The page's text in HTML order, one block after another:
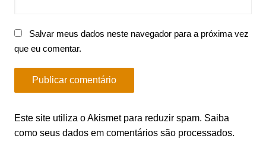
Salvar meus dados neste navegador para a próxima vez
que eu comentar.
Este site utiliza o Akismet para reduzir spam. Saiba
como seus dados em comentários são processados.